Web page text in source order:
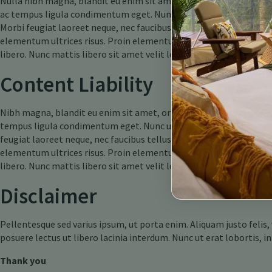
ac tempus ligula condimentum eget. Nunc ut ante fermentum
Morbi feugiat laoreet neque, nec faucibus tellus imperdiet
elementum ultrices risus. Proin elementum consequat metus,
libero. Nunc mattis libero sit amet velit lobortis, et viverra ipsum
Content Liability
Nibh magna, blandit eu enim sit amet, ornare vulputate dui.
tempus ligula condimentum eget. Nunc ut ante fermentum
feugiat laoreet neque, nec faucibus tellus imperdiet vitae. Proin
elementum ultrices risus. Proin elementum consequat metus,
libero. Nunc mattis libero sit amet velit lobortis, et viverra ipsum
Disclaimer
Pellentesque sed varius ipsum, ut porta enim. Aliquam justo
posuere lectus ut libero lacinia interdum. Nunc ut erat lobortis,
Thank you